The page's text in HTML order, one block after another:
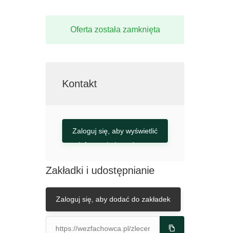
Oferta została zamknięta
Kontakt
Zaloguj się, aby wyświetlić
informacje kontaktowe
Zakładki i udostępnianie
Zaloguj się, aby dodać do zakładek